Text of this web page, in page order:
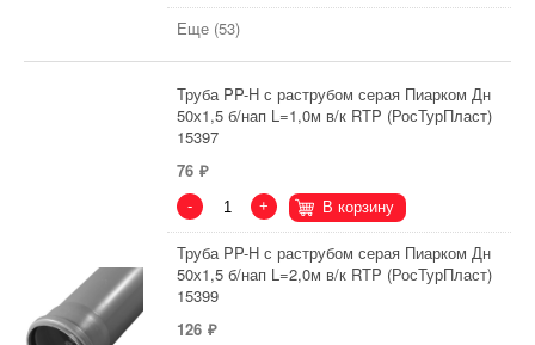
Еще (53)
Труба PP-H с раструбом серая Пиарком Дн
50х1,5 б/нап L=1,0м в/к RTP (РосТурПласт)
15397
76
- + В корзину
Труба PP-H с раструбом серая Пиарком Дн
50х1,5 б/нап L=2,0м в/к RTP (РосТурПласт)
15399
126